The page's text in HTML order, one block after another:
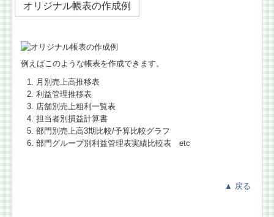
オリジナル帳表の作成例
例えばこのような帳表を作成できます。
月別売上高推移表
利益管理推移表
店舗別売上粗利一覧表
担当者別損益計算書
部門別売上高3期比較/予算比較グラフ
部門グループ別利益管理表実績比較表 etc
▲ 戻る